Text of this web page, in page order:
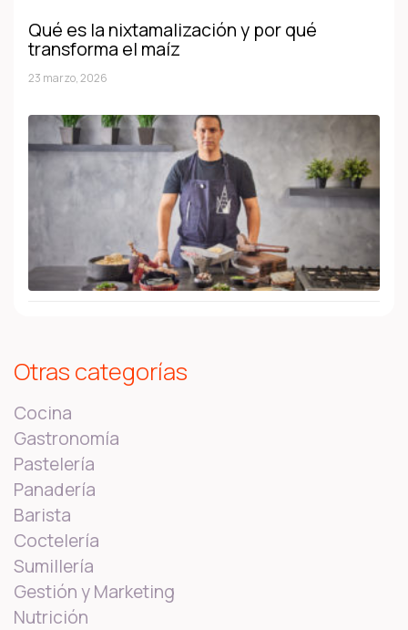
Qué es la nixtamalización y por qué
transforma el maíz
23 marzo, 2026
Otras categorías
Cocina
Gastronomía
Pastelería
Panadería
Barista
Coctelería
Sumillería
Gestión y Marketing
Nutrición